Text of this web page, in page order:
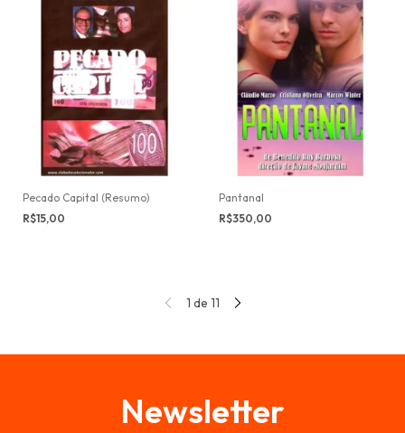
Pecado Capital (Resumo)
R$15,00
Pantanal
R$350,00
1 de 11
Newsletter